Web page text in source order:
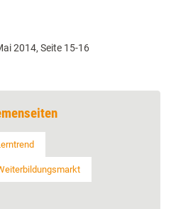
2014, Seite 15-16